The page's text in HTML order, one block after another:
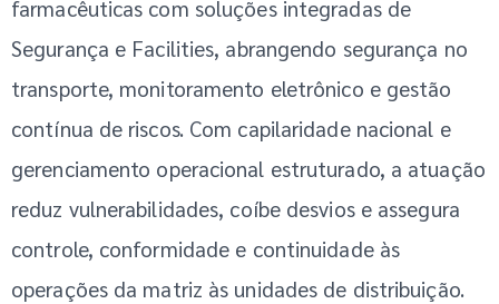
farmacêuticas com soluções integradas de
Segurança e Facilities, abrangendo segurança no
transporte, monitoramento eletrônico e gestão
contínua de riscos. Com capilaridade nacional e
gerenciamento operacional estruturado, a atuação
reduz vulnerabilidades, coíbe desvios e assegura
controle, conformidade e continuidade às
operações da matriz às unidades de distribuição.